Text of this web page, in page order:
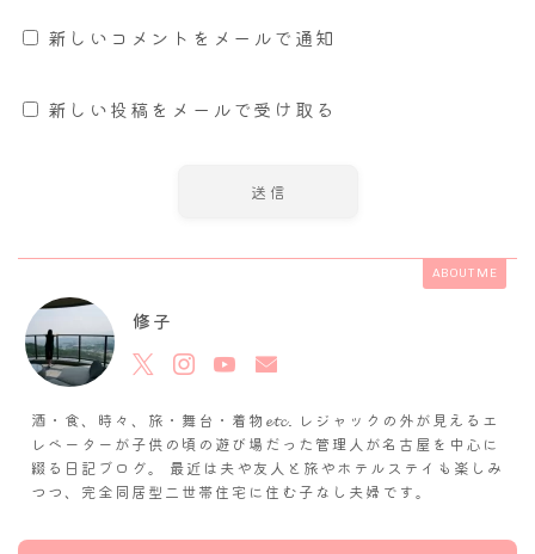
新しいコメントをメールで通知
新しい投稿をメールで受け取る
ABOUT ME
修子
酒・食、時々、旅・舞台・着物𝓮𝓽𝓬. レジャックの外が見えるエ
レベーターが子供の頃の遊び場だった管理人が名古屋を中心に
綴る日記ブログ。 最近は夫や友人と旅やホテルステイも楽しみ
つつ、完全同居型二世帯住宅に住む子なし夫婦です。